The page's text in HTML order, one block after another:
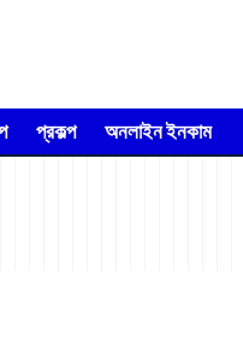
প্রকল্প অনলাইন ইনকাম